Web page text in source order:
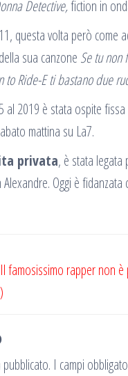
Detective,fiction in
questa volta però come
sua canzone Se tu non
to Ride-E ti bastano due
al 2019 è stata ospite fissa
mattina su La7.
privata, è stata
Oggi è fidanzata
famosissimo rapper non è
I campi